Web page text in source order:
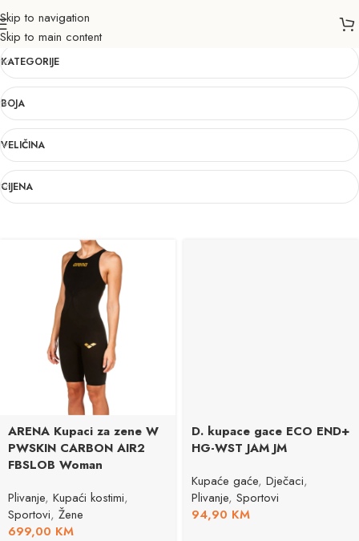
Skip to navigation
Skip to main content
28
KATEGORIJE
BOJA
VELIČINA
CIJENA
ARENA Kupaci za zene W
PWSKIN CARBON AIR2
FBSLOB Woman
Plivanje, Kupaći kostimi,
Sportovi, Žene
699,00 KM
D. kupace gace ECO END+
HG-WST JAM JM
Kupaće gaće, Dječaci,
Plivanje, Sportovi
94,90 KM